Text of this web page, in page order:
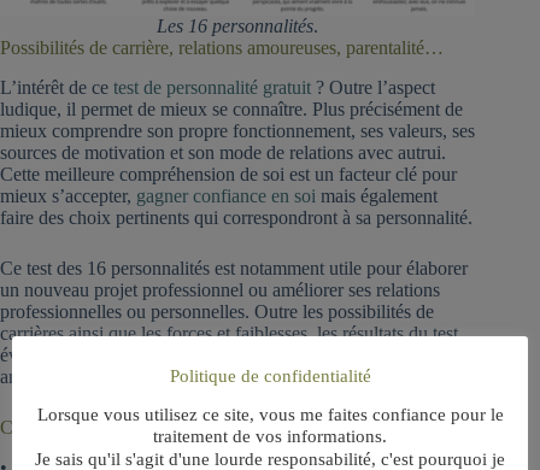
Les 16 personnalités.
Possibilités de carrière, relations amoureuses, parentalité…
L’intérêt de ce test de personnalité gratuit ? Outre l’aspect
ludique, il permet de mieux se connaître. Plus précisément de
mieux comprendre son propre fonctionnement, ses valeurs, ses
sources de motivation et son mode de relations avec autrui.
Cette meilleure compréhension de soi est un facteur clé pour
mieux s’accepter, gagner confiance en soi mais également
faire des choix pertinents qui correspondront à sa personnalité.
Ce test des 16 personnalités est notamment utile pour élaborer
un nouveau projet professionnel ou améliorer ses relations
professionnelles ou personnelles. Outre les possibilités de
carrières ainsi que les forces et faiblesses, les résultats du test
évoquent d’ailleurs les dimensions personnelles : relations
amoureuses, amitiés, parentalité.
Comment faire le test et accéder aux résultats ?
Politique de confidentialité
Lorsque vous utilisez ce site, vous me faites confiance pour le
traitement de vos informations.
Je sais qu'il s'agit d'une lourde responsabilité, c'est pourquoi je